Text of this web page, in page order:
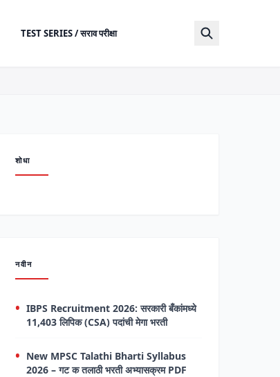
TEST SERIES / सराव परीक्षा
शोधा
नवीन
IBPS Recruitment 2026: सरकारी बँकांमध्ये
11,403 लिपिक (CSA) पदांची मेगा भरती
New MPSC Talathi Bharti Syllabus
2026 – गट क तलाठी भरती अभ्यासक्रम PDF